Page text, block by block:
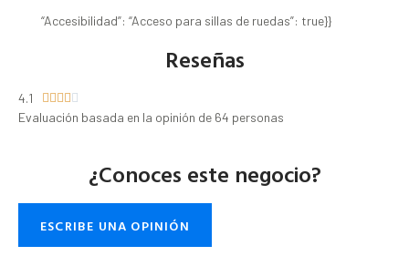
“Accesibilidad”: “Acceso para sillas de ruedas”: true}}
Reseñas
4.1     
Evaluación basada en la opinión de 64 personas
¿Conoces este negocio?
ESCRIBE UNA OPINIÓN